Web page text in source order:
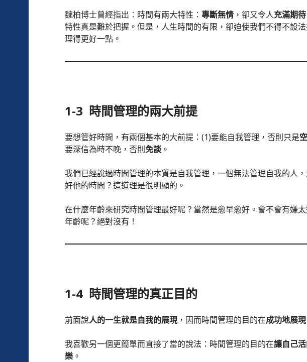
魏柏博士曾經指出：時間有兩大特性： 專斷無情 ，卻又令人充滿期待
特性真是難於把握。但是，人生時間的有限，卻迫使我們不得不設
理得更好一點。
1-3 時間管理的兩大前提
要想管好時間，有兩個基本的大前提：(1)要能自我管理，否則只是
要深信為時不晚，否則免談 。
我們已經說過時間管理的本質是自我管理，一個無法管理自我的人
好他的時間？這道理是很明顯的。
在什麼年齡來研究時間管理最好呢？當然是愈早愈好。會不會有嫌
年齡呢？絕對沒有！
1-4 時間管理的真正目的
前面說人的一生就是自我的展現，因而時間管理的目的在成功地展
我喜歡另一個更簡單而直接了當的說法：時間管理的目的在讓自己
樂 。